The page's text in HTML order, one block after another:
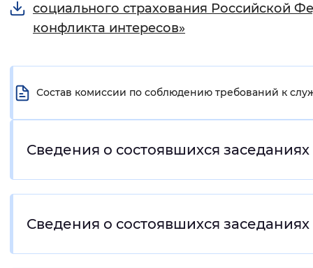
Синий фон
Вернуть стандартные настройки
социального страхования Российской
конфликта интересов»
Состав комиссии по соблюдению требований к
Сведения о состоявшихся
Сведения о состоявшихся